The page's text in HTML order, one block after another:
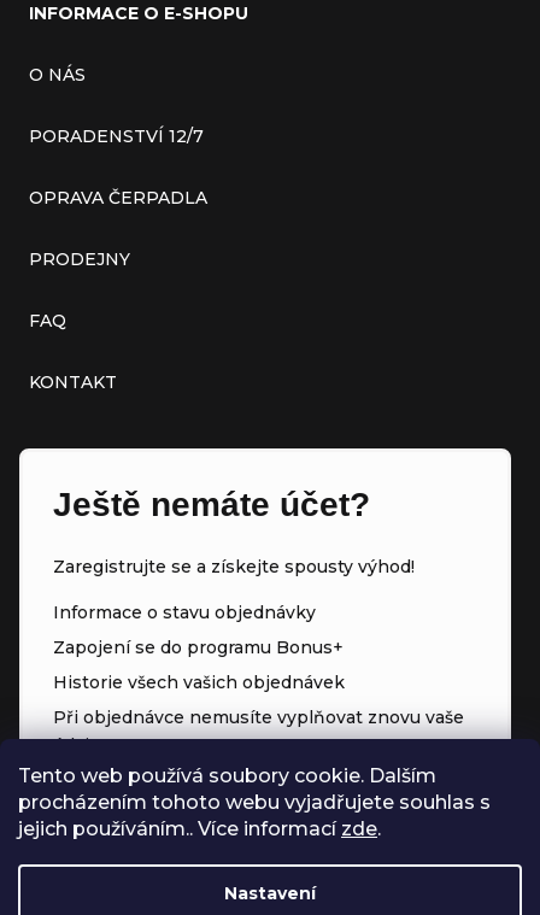
Tento web používá soubory cookie. Dalším
procházením tohoto webu vyjadřujete souhlas s
jejich používáním.. Více informací zde.
Nastavení
INFORMACE O E-SHOPU
O NÁS
PORADENSTVÍ 12/7
OPRAVA ČERPADLA
PRODEJNY
FAQ
KONTAKT
Ještě nemáte účet?
Zaregistrujte se a získejte spousty výhod!
Informace o stavu objednávky
Zapojení se do programu Bonus+
Historie všech vašich objednávek
Při objednávce nemusíte vyplňovat znovu vaše
údaje
Přednostní přístup ke slevám
Body za každý nákup